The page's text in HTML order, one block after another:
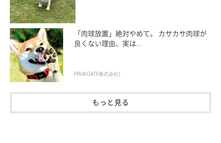
散歩に行く場合は、日が出る前など少しでも涼しい時間帯を選び
ましょう。夕方は日が落ちてもアスファルトの熱は冷めにくいの
で、肉球の火傷に注意が必要です。また、外に出て気分転換させ
たい場合は、ドッグバギーを使用することもアイデアのひとつで
す。
「肉球放置」絶対やめて。 カサカサ肉球が
良くない理由、実は...
PR(AIGATE株式会社)
もっと見る